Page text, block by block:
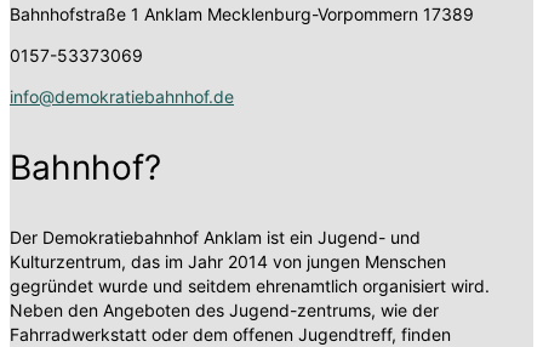
Bahnhofstraße 1 Anklam Mecklenburg-Vorpommern 17389
0157-53373069
info@demokratiebahnhof.de
Bahnhof?
Der Demokratiebahnhof Anklam ist ein Jugend- und
Kulturzentrum, das im Jahr 2014 von jungen Menschen
gegründet wurde und seitdem ehrenamtlich organisiert wird.
Neben den Angeboten des Jugend-zentrums, wie der
Fahrradwerkstatt oder dem offenen Jugendtreff, finden